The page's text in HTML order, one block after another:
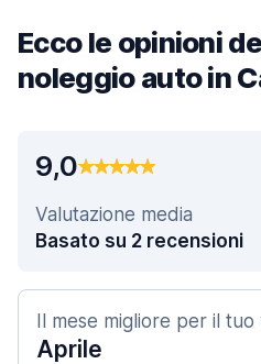
Ecco le opinioni
noleggio auto in
9,0
Valutazione media
Basato su 2 recensioni
Il mese migliore per il tuo
Aprile